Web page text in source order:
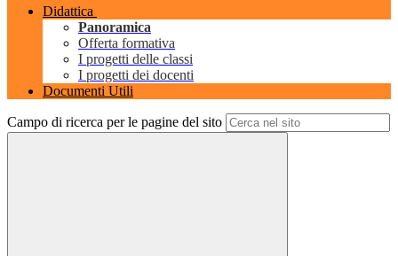
Didattica
Panoramica
Offerta formativa
I progetti delle classi
I progetti dei docenti
Documenti Utili
Campo di ricerca per le pagine del sito